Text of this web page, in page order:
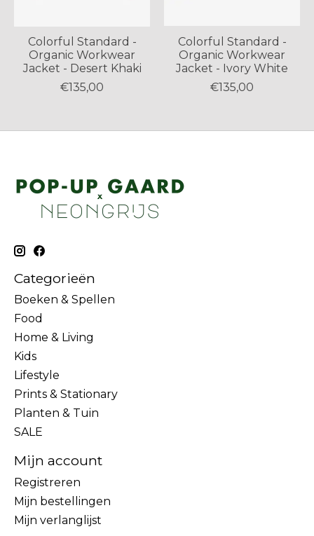
Colorful Standard -
Organic Workwear
Jacket - Desert Khaki
€135,00
Colorful Standard -
Organic Workwear
Jacket - Ivory White
€135,00
Categorieën
Boeken & Spellen
Food
Home & Living
Kids
Lifestyle
Prints & Stationary
Planten & Tuin
SALE
Mijn account
Registreren
Mijn bestellingen
Mijn verlanglijst